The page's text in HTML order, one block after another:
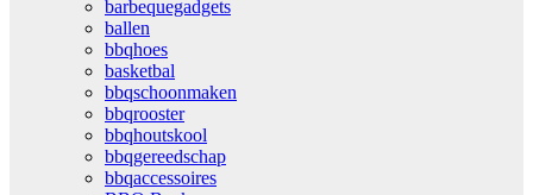
barbequegadgets
ballen
bbqhoes
basketbal
bbqschoonmaken
bbqrooster
bbqhoutskool
bbqgereedschap
bbqaccessoires